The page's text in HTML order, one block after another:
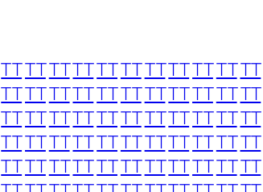
TTTTTTTTTTTTTTTTTTTTTT
TTTTTTTTTTTTTTTTTTTTTT
TTTTTTTTTTTTTTTTTTTTTT
TTTTTTTTTTTTTTTTTTTTTT
TTTTTTTTTTTTTTTTTTTTTT